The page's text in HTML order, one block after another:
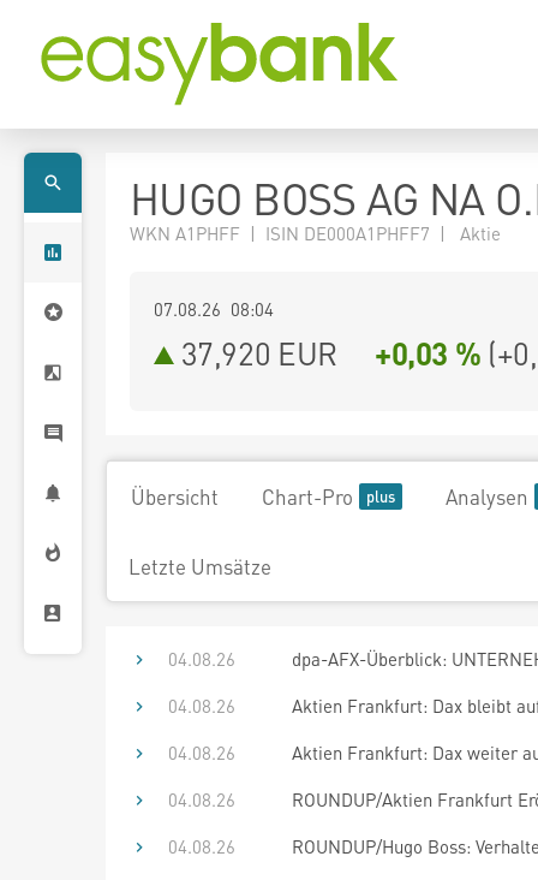
HUGO BOSS AG NA
WKN A1PHFF | ISIN DE000A1PHFF7 | Aktie
07.08.26 08:04
37,920 EUR +0,03 % (
Übersicht Chart-Pro Analysen
Letzte Umsätze
04.08.26
dpa-AFX-Überblick:
04.08.26
Aktien Frankfurt: Dax bleibt
04.08.26
Aktien Frankfurt: Dax weiter
04.08.26
ROUNDUP/Aktien Frankfurt
04.08.26
ROUNDUP/Hugo Boss: